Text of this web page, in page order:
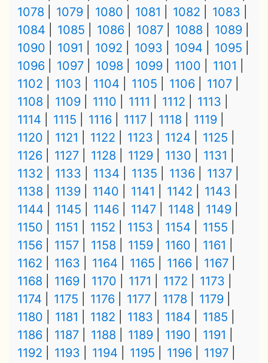
1078
1079 1080 1081 1082
1083
1084
1085 1086 1087 1088
1089
1090
1091 1092 1093 1094
1095
1096
1097 1098 1099 1100
1101
1102
1103 1104 1105 1106
1107
1108
1109 1110 1111 1112
1113
1114
1115 1116 1117 1118
1119
1120
1121 1122 1123 1124
1125
1126
1127 1128 1129 1130
1131
1132
1133 1134 1135 1136
1137
1138
1139 1140 1141 1142
1143
1144
1145 1146 1147 1148
1149
1150
1151 1152 1153 1154
1155
1156
1157 1158 1159 1160
1161
1162
1163 1164 1165 1166
1167
1168
1169 1170 1171 1172
1173
1174
1175 1176 1177 1178
1179
1180
1181 1182 1183 1184
1185
1186
1187 1188 1189 1190
1191
1192
1193 1194 1195 1196
1197